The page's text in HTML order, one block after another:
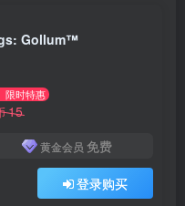
Gollum™
限时特惠
15
黄金会员 免费
登录购买